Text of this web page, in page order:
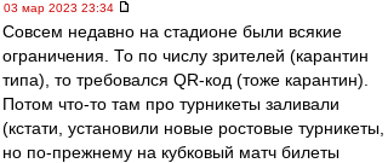
03 мар 2023 23:34
Совсем недавно на стадионе были всякие
ограничения. То по числу зрителей (карантин
типа), то требовался QR-код (тоже карантин).
Потом что-то там про турникеты заливали
(кстати, установили новые ростовые турникеты,
но по-прежнему на кубковый матч билеты